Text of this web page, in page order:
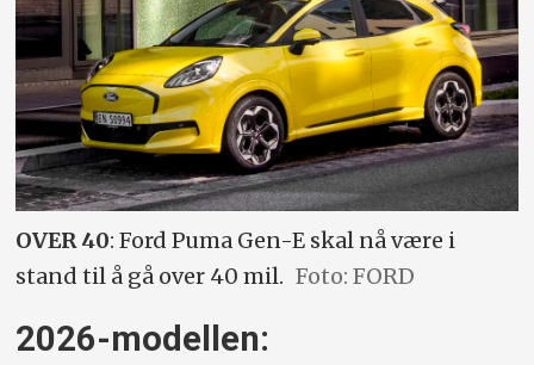
OVER 40: Ford Puma Gen-E skal nå være i
stand til å gå over 40 mil. Foto: FORD
2026-modellen: